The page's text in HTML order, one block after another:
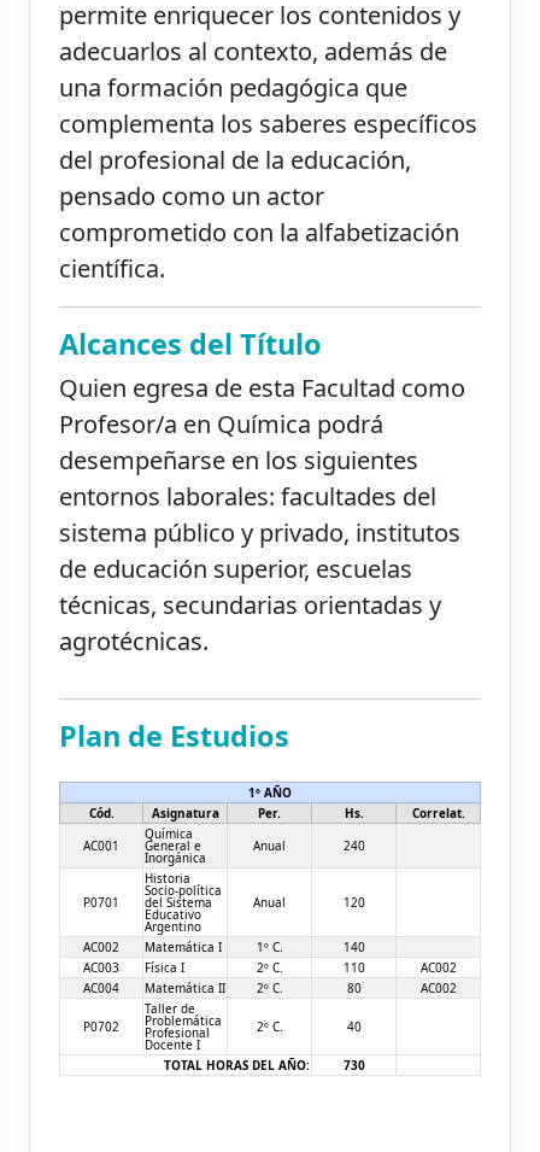
permite enriquecer los contenidos y
adecuarlos al contexto, además de
una formación pedagógica que
complementa los saberes específicos
del profesional de la educación,
pensado como un actor
comprometido con la alfabetización
científica.
Alcances del Título
Quien egresa de esta Facultad como
Profesor/a en Química podrá
desempeñarse en los siguientes
entornos laborales: facultades del
sistema público y privado, institutos
de educación superior, escuelas
técnicas, secundarias orientadas y
agrotécnicas.
Plan de Estudios
1º AÑO
Cód.
Asignatura Per. Hs.
Correlat.
AC001
Química
General e
Inorgánica
Anual 240
P0701
Historia
Socio-política
del Sistema
Educativo
Argentino
Anual 120
AC002 Matemática I 1º C.
140
AC003
Física I 2º C. 110
AC002
AC004
Matemática II 2º C. 80 AC002
P0702
Taller de
Problemática
Profesional
Docente I
2º C. 40
TOTAL HORAS DEL AÑO: 730